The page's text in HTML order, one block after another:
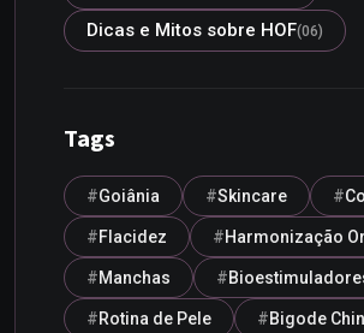
Dicas e Mitos sobre HOF(06)
Tags
Goiânia Skincare
Flacidez Harmonização
Manchas
Rotina de Pele Bigode